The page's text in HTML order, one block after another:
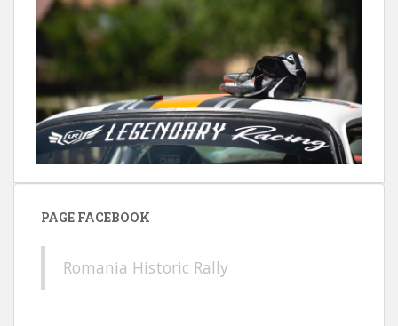
PAGE FACEBOOK
Romania Historic Rally